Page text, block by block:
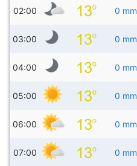
02:00 0 mm
03:00 0 mm
04:00 0 mm
05:00 0 mm
06:00 0 mm
07:00 0 mm